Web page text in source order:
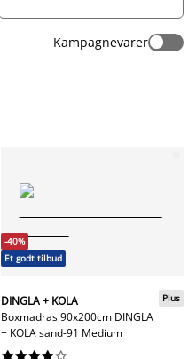
Kampagnevarer
-40%
Et godt tilbud
DINGLA + KOLA
Boxmadras 90x200cm DINGLA
+ KOLA sand-91 Medium
Plus





